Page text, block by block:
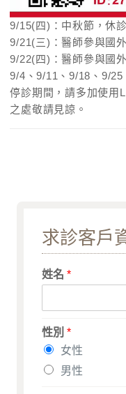
9/15(四)：中秋節，休
9/21(三)：醫師參與國
9/22(四)：醫師參與國
9/4、9/11、9/18、9/25
停診期間，請多加使用
之處敬請見諒。
求診客戶
姓名*
性別*
女性
男性